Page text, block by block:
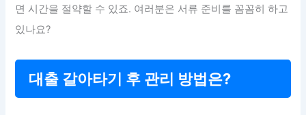
면 시간을 절약할 수 있죠. 여러분은 서류 준비를 꼼꼼히 하고
있나요?
대출 갈아타기 후 관리 방법은?